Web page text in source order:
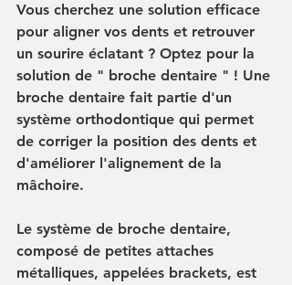
Vous cherchez une solution efficace
pour aligner vos dents et retrouver
un sourire éclatant ? Optez pour la
solution de " broche dentaire " ! Une
broche dentaire fait partie d'un
système orthodontique qui permet
de corriger la position des dents et
d'améliorer l'alignement de la
mâchoire.
Le système de broche dentaire,
composé de petites attaches
métalliques, appelées brackets, est